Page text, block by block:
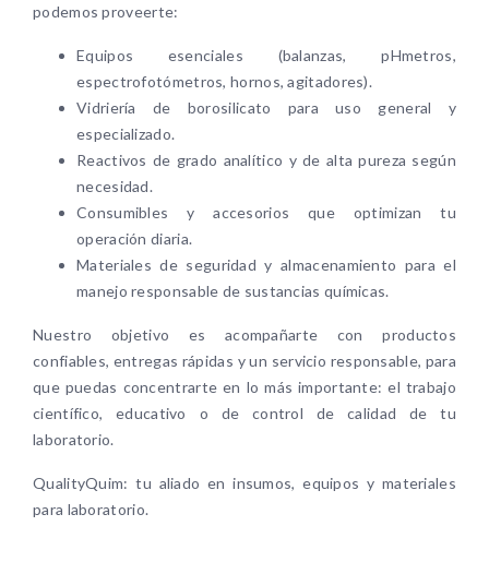
podemos proveerte:
Equipos esenciales (balanzas, pHmetros,
espectrofotómetros, hornos, agitadores).
Vidriería de borosilicato para uso general y
especializado.
Reactivos de grado analítico y de alta pureza según
necesidad.
Consumibles y accesorios que optimizan tu
operación diaria.
Materiales de seguridad y almacenamiento para el
manejo responsable de sustancias químicas.
Nuestro objetivo es acompañarte con productos
confiables, entregas rápidas y un servicio responsable, para
que puedas concentrarte en lo más importante: el trabajo
científico, educativo o de control de calidad de tu
laboratorio.
QualityQuim: tu aliado en insumos, equipos y materiales
para laboratorio.